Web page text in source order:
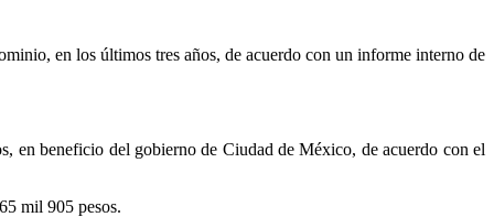
en los últimos tres años, de acuerdo con un informe interno de
en beneficio del gobierno de Ciudad de México, de acuerdo con el
mil 905 pesos.